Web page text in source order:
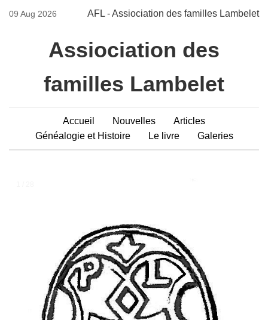
09 Aug 2026 AFL - Assiociation des familles Lambelet
Assiociation des
familles Lambelet
Accueil Nouvelles
Articles
Généalogie et Histoire
Le livre Galeries